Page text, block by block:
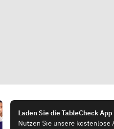
Laden Sie die TableCheck
Nutzen Sie unsere kostenlose